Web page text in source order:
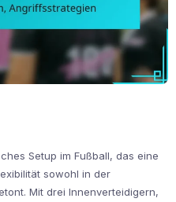
Setup im Fußball, das eine
sowohl in der
Mit drei Innenverteidigern,